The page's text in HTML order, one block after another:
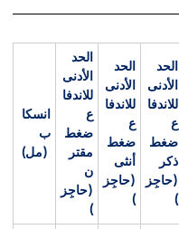
الحد
الأدنى
للاندفا
ع
ضغط
ذكر
(حاجِز
)
الحد
الأدنى
للاندفا
ع
ضغط
أنثى
(حاجِز
)
الحد
الأدنى
للاندفا
ع
ضغط
مقتر
ن
(حاجِز
)
انسكا
ب
(مل)